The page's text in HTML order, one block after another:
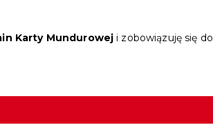
Karty Mundurowej i zobowiązuję się do